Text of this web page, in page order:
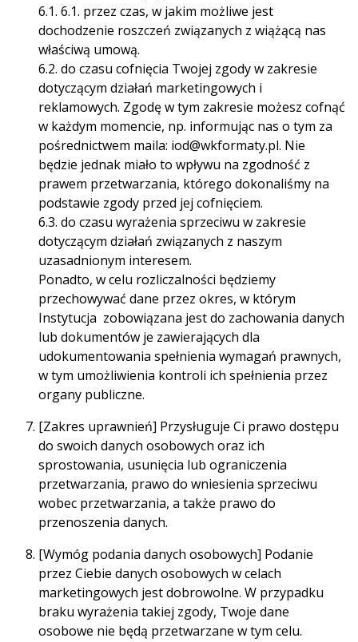
6.1. 6.1. przez czas, w jakim możliwe jest
dochodzenie roszczeń związanych z wiążącą nas
właściwą umową.
6.2. do czasu cofnięcia Twojej zgody w zakresie
dotyczącym działań marketingowych i
reklamowych. Zgodę w tym zakresie możesz cofnąć
w każdym momencie, np. informując nas o tym za
pośrednictwem maila: iod@wkformaty.pl. Nie
będzie jednak miało to wpływu na zgodność z
prawem przetwarzania, którego dokonaliśmy na
podstawie zgody przed jej cofnięciem.
6.3. do czasu wyrażenia sprzeciwu w zakresie
dotyczącym działań związanych z naszym
uzasadnionym interesem.
Ponadto, w celu rozliczalności będziemy
przechowywać dane przez okres, w którym
Instytucja zobowiązana jest do zachowania danych
lub dokumentów je zawierających dla
udokumentowania spełnienia wymagań prawnych,
w tym umożliwienia kontroli ich spełnienia przez
organy publiczne.
[Zakres uprawnień] Przysługuje Ci prawo dostępu
do swoich danych osobowych oraz ich
sprostowania, usunięcia lub ograniczenia
przetwarzania, prawo do wniesienia sprzeciwu
wobec przetwarzania, a także prawo do
przenoszenia danych.
[Wymóg podania danych osobowych] Podanie
przez Ciebie danych osobowych w celach
marketingowych jest dobrowolne. W przypadku
braku wyrażenia takiej zgody, Twoje dane
osobowe nie będą przetwarzane w tym celu.